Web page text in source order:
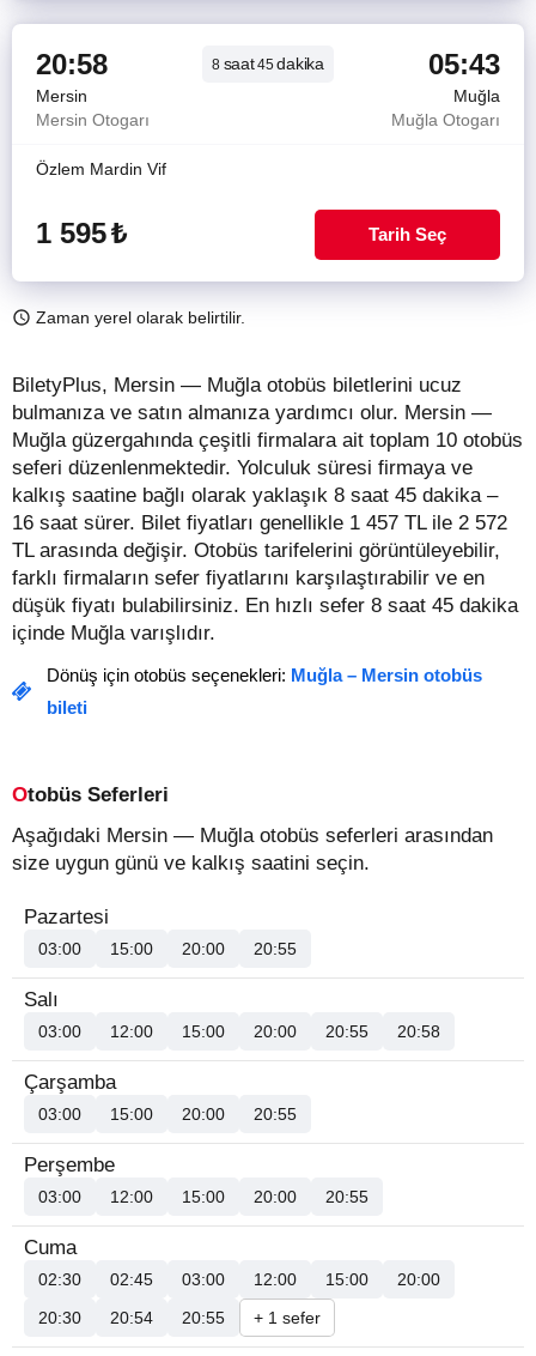
20:58 8 saat45dakika 05:43
Mersin
Muğla
Mersin Otogarı
Muğla Otogarı
Özlem Mardin Vif
1 595₺ Tarih Seç
Zaman yerel olarak belirtilir.
BiletyPlus, Mersin — Muğla otobüs biletlerini ucuz
bulmanıza ve satın almanıza yardımcı olur. Mersin —
Muğla güzergahında çeşitli firmalara ait toplam 10 otobüs
seferi düzenlenmektedir. Yolculuk süresi firmaya ve
kalkış saatine bağlı olarak yaklaşık 8 saat 45 dakika –
16 saat sürer. Bilet fiyatları genellikle 1 457 TL ile 2 572
TL arasında değişir. Otobüs tarifelerini görüntüleyebilir,
farklı firmaların sefer fiyatlarını karşılaştırabilir ve en
düşük fiyatı bulabilirsiniz. En hızlı sefer 8 saat 45 dakika
içinde Muğla varışlıdır.
Dönüş için otobüs seçenekleri: Muğla – Mersin otobüs
bileti
Otobüs Seferleri
Aşağıdaki Mersin — Muğla otobüs seferleri arasından
size uygun günü ve kalkış saatini seçin.
Pazartesi
03:00 15:00 20:00 20:55
Salı
03:00 12:00 15:00 20:00 20:55 20:58
Çarşamba
03:00 15:00 20:00 20:55
Perşembe
03:00 12:00 15:00 20:00 20:55
Cuma
02:30 02:45 03:00 12:00 15:00
20:00
20:30
20:54 20:55 + 1 sefer